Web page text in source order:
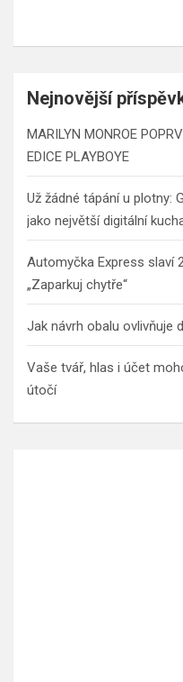
Nejnovější
MARILYN MONROE
EDICE PLAYBOYE
Už žádné tápání u plotny:
jako největší digitální
Automyčka Express slaví
„Zaparkuj chytře“
Jak návrh obalu ovlivňuje
Vaše tvář, hlas i účet
útočí